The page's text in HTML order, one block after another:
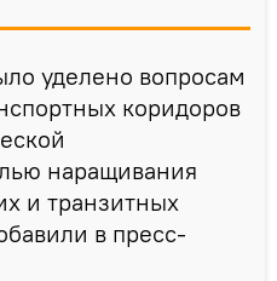
уделено вопросам
коридоров
наращивания
и транзитных
в пресс-